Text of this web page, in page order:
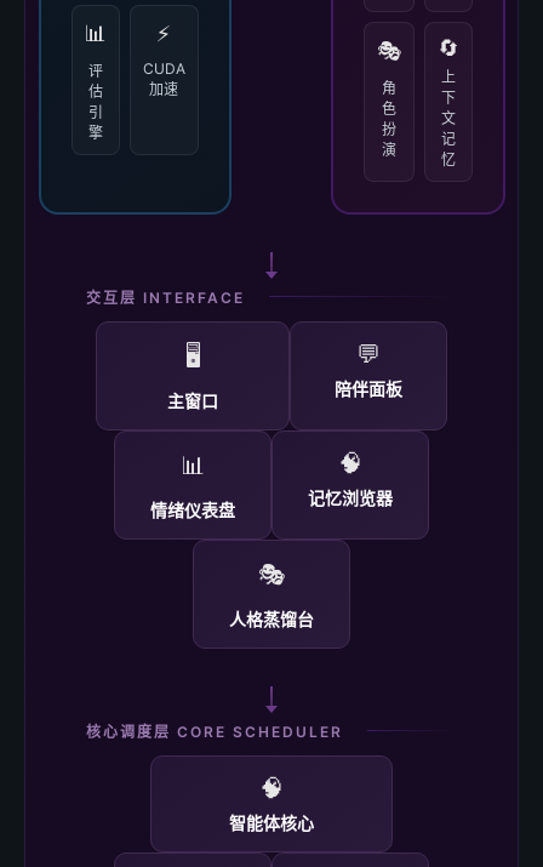
📊
评
估
引
擎
⚡
CUDA
加速
🎭
角
色
扮
演
🔄
上
下
文
记
忆
交互层 INTERFACE
🖥️
主窗口
💬
陪伴面板
📊
情绪仪表盘
🧠
记忆浏览器
🎭
人格蒸馏台
核心调度层 CORE SCHEDULER
🧠
智能体核心